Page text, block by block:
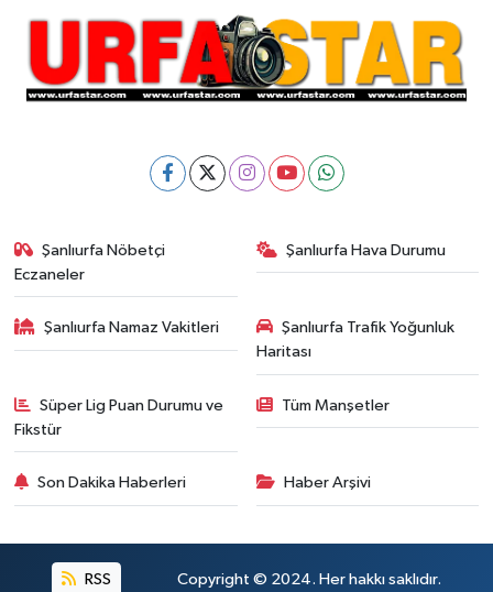
Şanlıurfa Nöbetçi
Eczaneler
Şanlıurfa Hava Durumu
Şanlıurfa Namaz Vakitleri
Şanlıurfa Trafik Yoğunluk
Haritası
Süper Lig Puan Durumu ve
Fikstür
Tüm Manşetler
Son Dakika Haberleri Haber Arşivi
RSS Copyright © 2024. Her hakkı saklıdır.